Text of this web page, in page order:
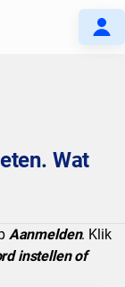
Wat
Aanmelden. Klik
instellen of